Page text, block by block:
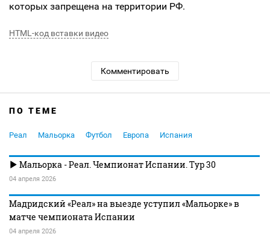
которых запрещена на территории РФ.
HTML-код вставки видео
Комментировать
ПО ТЕМЕ
Реал Мальорка Футбол Европа Испания
Мальорка - Реал. Чемпионат Испании. Тур 30
04 апреля 2026
Мадридский «Реал» на выезде уступил «Мальорке» в
матче чемпионата Испании
04 апреля 2026